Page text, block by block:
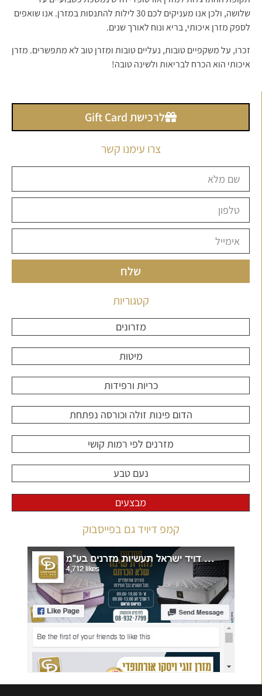
שלושה, ולכן אנו מעניקים לכם 30 לילות להתנסות במזרן. אנו שואפים
לספק מזרן איכותי, בריא ונוח לאורך שנים.
זכרו, על משקפיים טובות, נעליים טובות ומזרן טוב לא מתפשרים. מזרן
איכותי הוא הכרח לבריאות ולשינה טובה!
לרכישת Gift Card
צרו עימנו קשר
שלח
קטגוריות
מזרונים
מיטות
כריות ורפידות
הדום פינות זולה וכורסה נפתחת
מזרנים לפי רמות קושי
נעם טבע
מבצעים
קמפ דיויד גם בפייסבוק